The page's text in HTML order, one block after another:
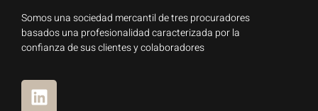
Somos una sociedad mercantil de tres procuradores
basados una profesionalidad caracterizada por la
confianza de sus clientes y colaboradores